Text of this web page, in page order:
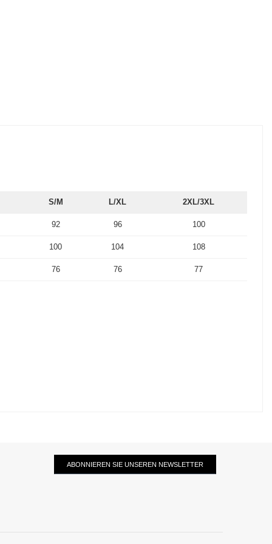
S/M L/XL 2XL/3XL
92 96 100
100 104 108
76 76 77
ABONNIEREN SIE UNSEREN NEWSLETTER